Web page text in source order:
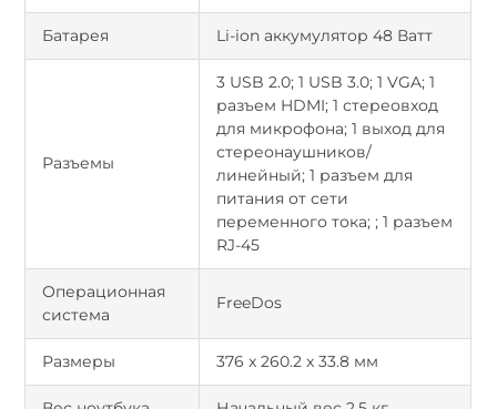
Батарея Li-ion аккумулятор 48 Ватт
Разъемы
3 USB 2.0; 1 USB 3.0; 1 VGA; 1
разъем HDMI; 1 стереовход
для микрофона; 1 выход для
стереонаушников/
линейный; 1 разъем для
питания от сети
переменного тока; ; 1 разъем
RJ-45
Операционная
система
FreeDos
Размеры 376 x 260.2 x 33.8 мм